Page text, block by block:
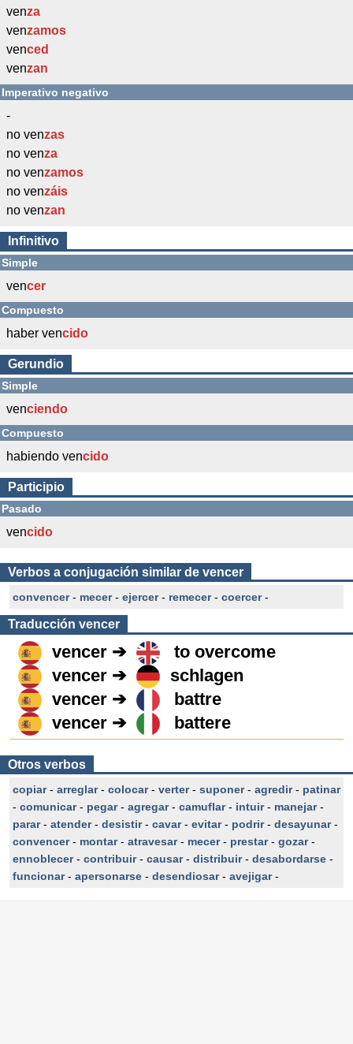
venza
venzamos
venced
venzan
Imperativo negativo
-
no venzas
no venza
no venzamos
no venzáis
no venzan
Infinitivo
Simple
vencer
Compuesto
haber vencido
Gerundio
Simple
venciendo
Compuesto
habiendo vencido
Participio
Pasado
vencido
Verbos a conjugación similar de vencer
convencer- mecer- ejercer- remecer- coercer-
Traducción vencer
vencer ➔
to overcome
vencer ➔
schlagen
vencer ➔
battre
vencer ➔
battere
Otros verbos
copiar- arreglar- colocar- verter- suponer- agredir- patinar
- comunicar- pegar- agregar- camuflar- intuir- manejar-
parar- atender- desistir- cavar- evitar- podrir- desayunar-
convencer- montar- atravesar- mecer- prestar- gozar-
ennoblecer- contribuir- causar- distribuir- desabordarse -
funcionar- apersonarse - desendiosar- avejigar-